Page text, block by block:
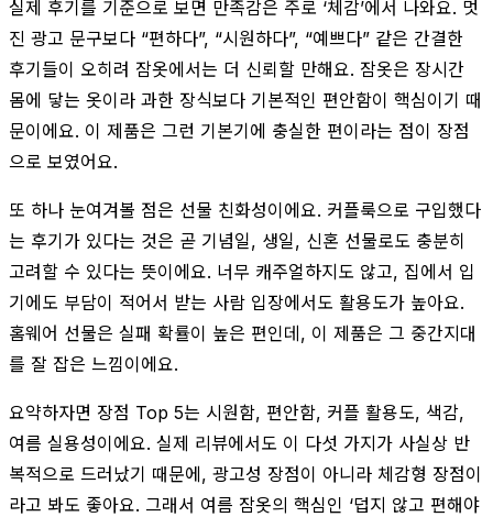
실제 후기를 기준으로 보면 만족감은 주로 ‘체감’에서 나와요. 멋
진 광고 문구보다 “편하다”, “시원하다”, “예쁘다” 같은 간결한
후기들이 오히려 잠옷에서는 더 신뢰할 만해요. 잠옷은 장시간
몸에 닿는 옷이라 과한 장식보다 기본적인 편안함이 핵심이기 때
문이에요. 이 제품은 그런 기본기에 충실한 편이라는 점이 장점
으로 보였어요.
또 하나 눈여겨볼 점은 선물 친화성이에요. 커플룩으로 구입했다
는 후기가 있다는 것은 곧 기념일, 생일, 신혼 선물로도 충분히
고려할 수 있다는 뜻이에요. 너무 캐주얼하지도 않고, 집에서 입
기에도 부담이 적어서 받는 사람 입장에서도 활용도가 높아요.
홈웨어 선물은 실패 확률이 높은 편인데, 이 제품은 그 중간지대
를 잘 잡은 느낌이에요.
요약하자면 장점 Top 5는 시원함, 편안함, 커플 활용도, 색감,
여름 실용성이에요. 실제 리뷰에서도 이 다섯 가지가 사실상 반
복적으로 드러났기 때문에, 광고성 장점이 아니라 체감형 장점이
라고 봐도 좋아요. 그래서 여름 잠옷의 핵심인 ‘덥지 않고 편해야